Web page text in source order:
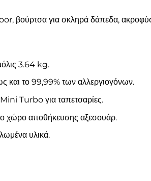
βούρτσα για σκληρά δάπεδα,
3.64 kg.
και το 99,99% των αλλεργιογόνων.
Turbo για ταπετσαρίες.
χώρο αποθήκευσης αξεσουάρ.
υλικά.